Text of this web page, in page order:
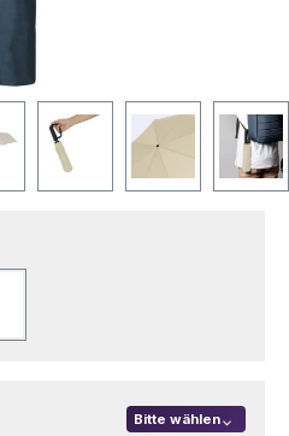
Bitte wählen